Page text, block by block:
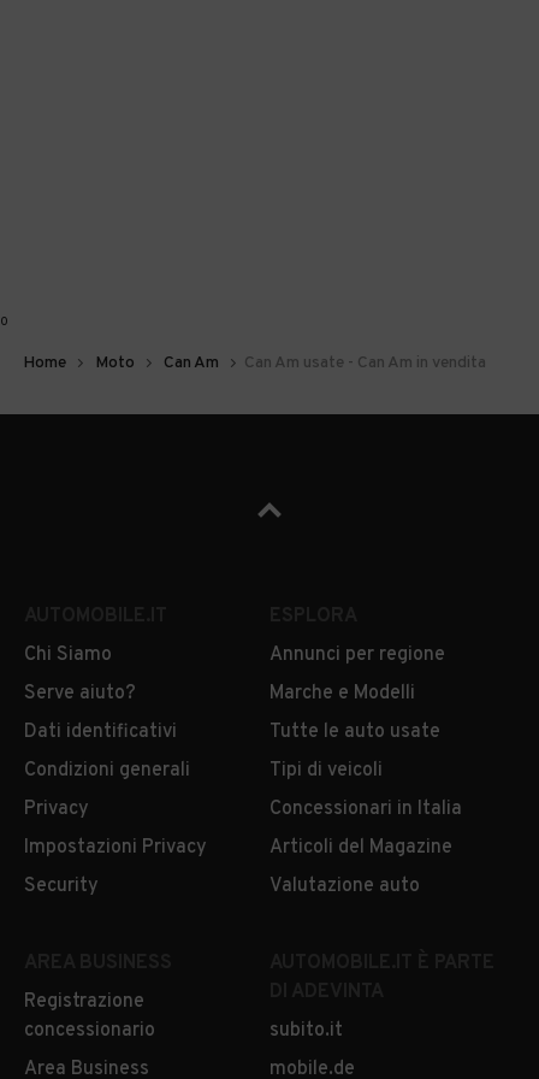
0
Home Moto Can Am Can Am usate - Can Am in vendita
Chi Siamo
Serve aiuto?
Dati identificativi
Condizioni generali
Privacy
Impostazioni Privacy
Security
Annunci per regione
Marche e Modelli
Tutte le auto usate
Tipi di veicoli
Concessionari in Italia
Articoli del Magazine
Valutazione auto
Registrazione
concessionario
Area Business
subito.it
mobile.de